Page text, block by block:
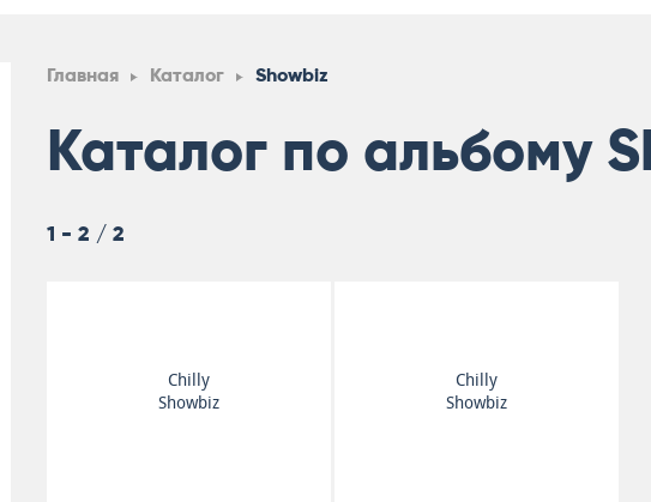
Главная Каталог Showbiz
Каталог по альбому
1 - 2 / 2
Chilly
Showbiz
Chilly
Showbiz